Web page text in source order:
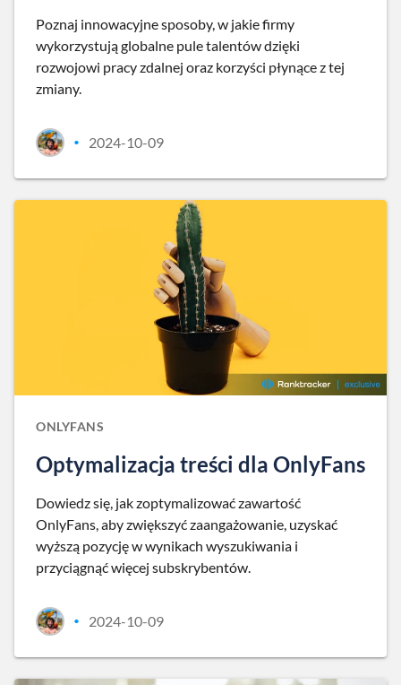
Poznaj innowacyjne sposoby, w jakie firmy
wykorzystują globalne pule talentów dzięki
rozwojowi pracy zdalnej oraz korzyści płynące z tej
zmiany.
• 2024-10-09
ONLYFANS
Optymalizacja treści dla OnlyFans
Dowiedz się, jak zoptymalizować zawartość
OnlyFans, aby zwiększyć zaangażowanie, uzyskać
wyższą pozycję w wynikach wyszukiwania i
przyciągnąć więcej subskrybentów.
• 2024-10-09